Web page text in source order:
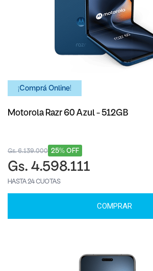
¡Comprá Online!
Motorola Razr 60 Azul - 512GB
25% OFF
Gs. 6.139.000
Gs. 4.598.111
HASTA 24 CUOTAS
COMPRAR